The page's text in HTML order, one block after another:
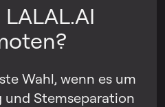
Wahl, wenn es um
Stemseparation